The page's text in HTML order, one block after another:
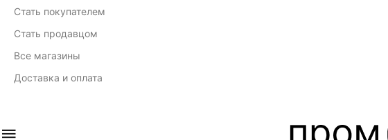
Стать покупателем
Стать продавцом
Все магазины
Доставка и оплата